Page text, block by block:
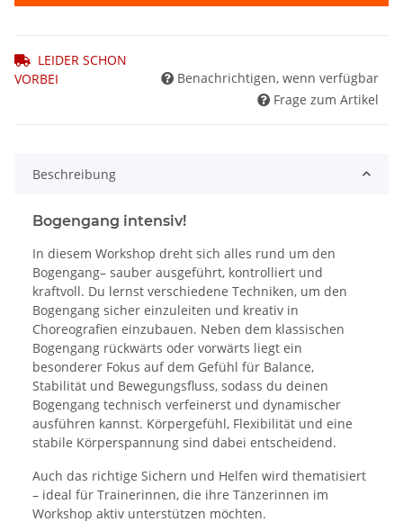
LEIDER SCHON
VORBEI
Benachrichtigen, wenn verfügbar
Frage zum Artikel
Beschreibung
Bogengang intensiv!
In diesem Workshop dreht sich alles rund um den
Bogengang– sauber ausgeführt, kontrolliert und
kraftvoll. Du lernst verschiedene Techniken, um den
Bogengang sicher einzuleiten und kreativ in
Choreografien einzubauen. Neben dem klassischen
Bogengang rückwärts oder vorwärts liegt ein
besonderer Fokus auf dem Gefühl für Balance,
Stabilität und Bewegungsfluss, sodass du deinen
Bogengang technisch verfeinerst und dynamischer
ausführen kannst. Körpergefühl, Flexibilität und eine
stabile Körperspannung sind dabei entscheidend.
Auch das richtige Sichern und Helfen wird thematisiert
– ideal für Trainerinnen, die ihre Tänzerinnen im
Workshop aktiv unterstützen möchten.